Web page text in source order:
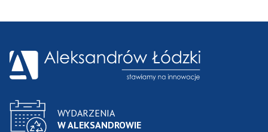
WYDARZENIA
W ALEKSANDROWIE